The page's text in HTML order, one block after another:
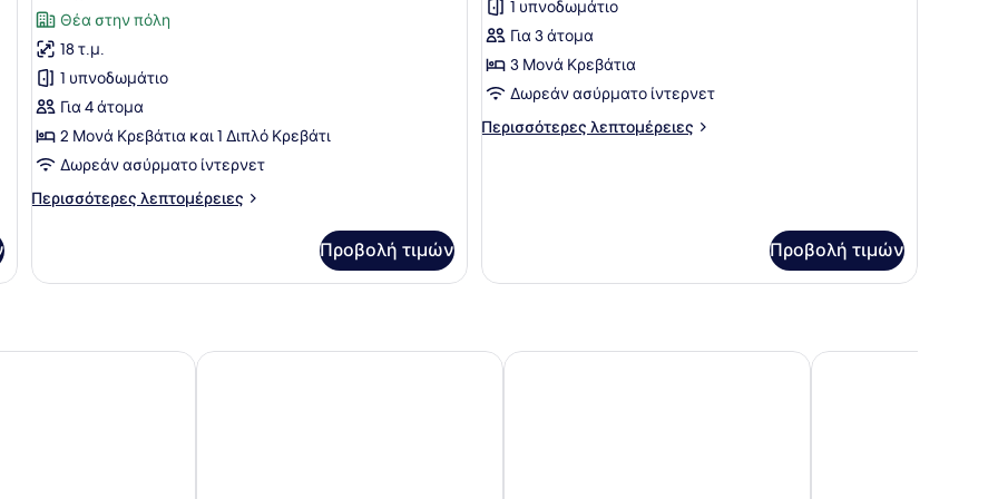
φωτογραφιών
για
Family
Δωμάτιο
σχόλιο)
Θέα στην πόλη
18 τ.μ.
1 υπνοδωμάτιο
Για 4 άτομα
2 Μονά Κρεβάτια και 1 Διπλό Κρεβάτι
Δωρεάν ασύρματο ίντερνετ
Περισσότερες λεπτομέρειες
Περισσότερες
Δωμάτιο
Προβολή τιμών
φωτογραφιών
για
Duplex
Room
1 υπνοδωμάτιο
Για 3 άτομα
3 Μονά Κρεβάτια
Δωρεάν ασύρματο ίντερνετ
Περισσότερες λεπτομέρειες
Περισσότερες
Προβολή τιμών
Central Park Hotel Kensington Gardens Hotel Phoenix Hotel